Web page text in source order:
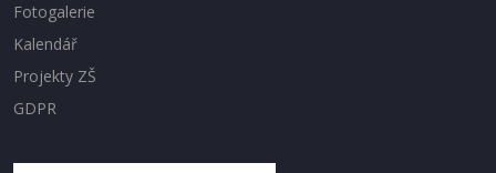
Fotogalerie
Kalendář
Projekty ZŠ
GDPR